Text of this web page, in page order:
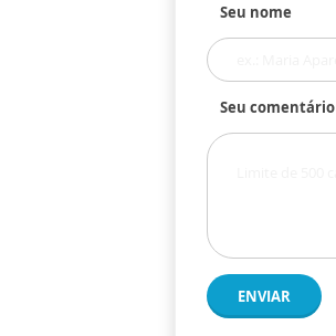
Seu nome
Seu comentário
ENVIAR